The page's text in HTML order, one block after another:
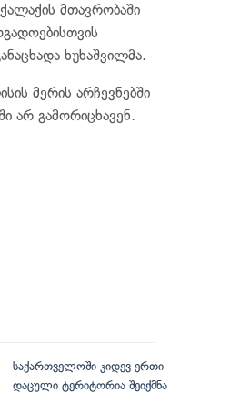
მთავრობაში
ხუხაშვილმა.
მერის არჩევნებში
არ გამორიცხავენ.
საქართველოში კიდევ ერთი
დაცული ტერიტორია შეიქმნა